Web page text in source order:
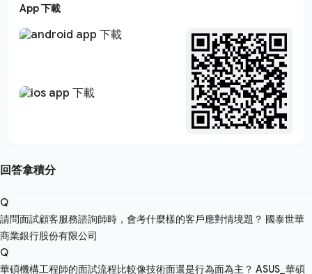
App 下載
回答拿積分
Q
請問面試顧客服務諮詢師時，會考什麼樣的客戶應對情境題？ 國泰世華
商業銀行股份有限公司
Q
華碩機構工程師的面試流程比較像技術面還是行為面為主？ ASUS_華碩